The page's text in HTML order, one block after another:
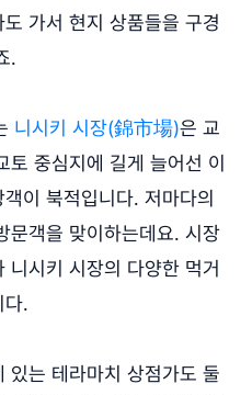
가서 현지 상품들을 구경
.
니시키 시장(錦市場)은 교
토 중심지에 길게 늘어선 이
이 북적입니다. 저마다의
문객을 맞이하는데요. 시장
니시키 시장의 다양한 먹거
다.
있는 테라마치 상점가도 둘